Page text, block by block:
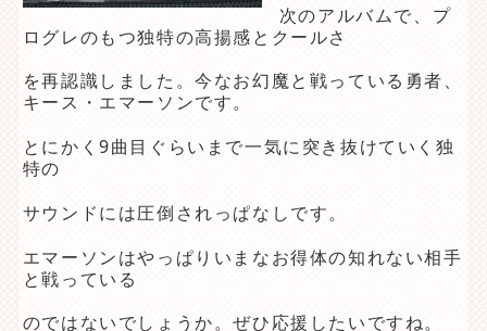
次のアルバムで、プ
ログレのもつ独特の高揚感とクールさ
を再認識しました。今なお幻魔と戦っている勇者、
キース・エマーソンです。
とにかく9曲目ぐらいまで一気に突き抜けていく独
特の
サウンドには圧倒されっぱなしです。
エマーソンはやっぱりいまなお得体の知れない相手
と戦っている
のではないでしょうか。ぜひ応援したいですね。